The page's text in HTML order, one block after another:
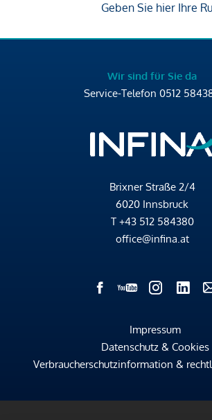
Geben Sie hier Ihre
Wir sind für Sie da
Service-Telefon 0512
Brixner Straße 2/4
6020 Innsbruck
T +43 512 584380
office@infina.at
Impressum
Datenschutz & Cookies
Verbraucherschutzinformation &